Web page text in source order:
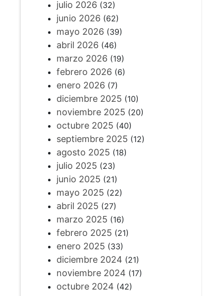
julio 2026 (32)
junio 2026 (62)
mayo 2026 (39)
abril 2026 (46)
marzo 2026 (19)
febrero 2026 (6)
enero 2026 (7)
diciembre 2025 (10)
noviembre 2025 (20)
octubre 2025 (40)
septiembre 2025 (12)
agosto 2025 (18)
julio 2025 (23)
junio 2025 (21)
mayo 2025 (22)
abril 2025 (27)
marzo 2025 (16)
febrero 2025 (21)
enero 2025 (33)
diciembre 2024 (21)
noviembre 2024 (17)
octubre 2024 (42)